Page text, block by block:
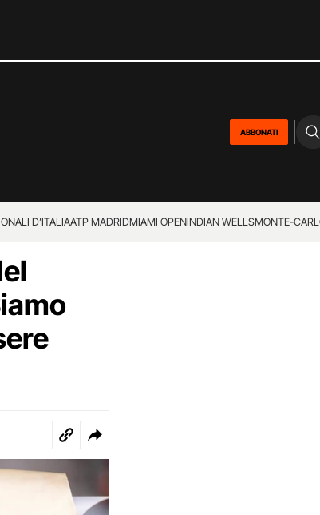
ABBONATI
D’ITALIAATP MADRIDMIAMI OPENINDIAN WELLSMONTE-